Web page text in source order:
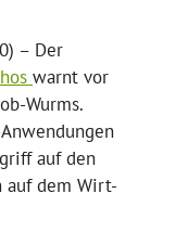
– Der
warnt vor
Wurms.
auf den
auf dem Wirt-